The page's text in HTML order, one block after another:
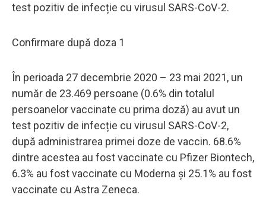
test pozitiv de infecție cu virusul SARS-CoV-2.
Confirmare după doza 1
În perioada 27 decembrie 2020 – 23 mai 2021, un
număr de 23.469 persoane (0.6% din totalul
persoanelor vaccinate cu prima doză) au avut un
test pozitiv de infecție cu virusul SARS-CoV-2,
după administrarea primei doze de vaccin. 68.6%
dintre acestea au fost vaccinate cu Pfizer Biontech,
6.3% au fost vaccinate cu Moderna și 25.1% au fost
vaccinate cu Astra Zeneca.